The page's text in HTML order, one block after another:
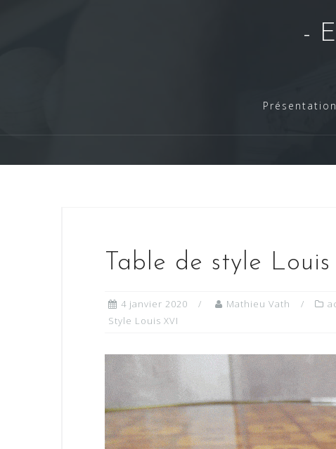
-
Présentation
Table de style
4 janvier 2020 Mathieu Vath
Style Louis XVI